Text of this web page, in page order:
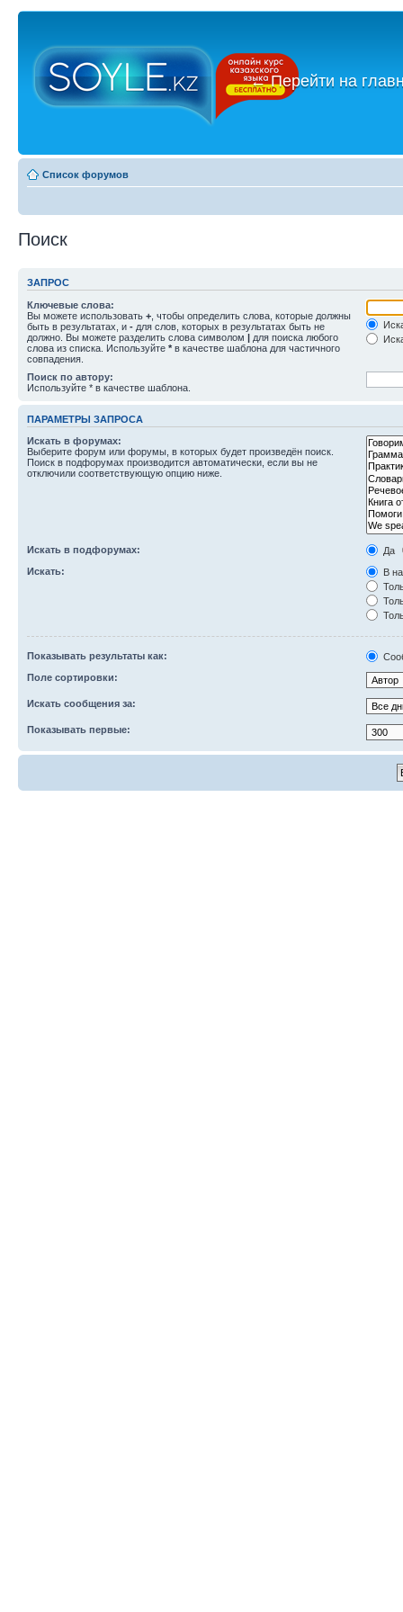
←Перейти на
Список форумов
Поиск
ЗАПРОС
Ключевые слова:
Вы можете использовать + , чтобы определить слова, которые должны
быть в результатах, и - для слов, которых в результатах быть не
должно. Вы можете разделить слова символом | для поиска любого
слова из списка. Используйте * в качестве шаблона для частичного
совпадения.
Поиск по автору:
Используйте * в качестве шаблона.
ПАРАМЕТРЫ ЗАПРОСА
Искать в форумах:
Выберите форум или форумы, в которых будет произведён поиск.
Поиск в подфорумах производится автоматически, если вы не
отключили соответствующую опцию ниже.
Искать в подфорумах:
Да
Искать:
В
Показывать результаты как:
Поле сортировки:
Искать сообщения за:
Показывать первые: